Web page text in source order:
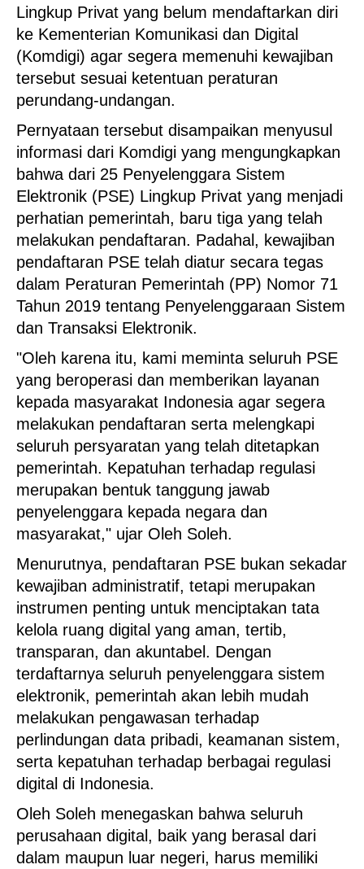
Lingkup Privat yang belum mendaftarkan diri
ke Kementerian Komunikasi dan Digital
(Komdigi) agar segera memenuhi kewajiban
tersebut sesuai ketentuan peraturan
perundang-undangan.
Pernyataan tersebut disampaikan menyusul
informasi dari Komdigi yang mengungkapkan
bahwa dari 25 Penyelenggara Sistem
Elektronik (PSE) Lingkup Privat yang menjadi
perhatian pemerintah, baru tiga yang telah
melakukan pendaftaran. Padahal, kewajiban
pendaftaran PSE telah diatur secara tegas
dalam Peraturan Pemerintah (PP) Nomor 71
Tahun 2019 tentang Penyelenggaraan Sistem
dan Transaksi Elektronik.
"Oleh karena itu, kami meminta seluruh PSE
yang beroperasi dan memberikan layanan
kepada masyarakat Indonesia agar segera
melakukan pendaftaran serta melengkapi
seluruh persyaratan yang telah ditetapkan
pemerintah. Kepatuhan terhadap regulasi
merupakan bentuk tanggung jawab
penyelenggara kepada negara dan
masyarakat," ujar Oleh Soleh.
Menurutnya, pendaftaran PSE bukan sekadar
kewajiban administratif, tetapi merupakan
instrumen penting untuk menciptakan tata
kelola ruang digital yang aman, tertib,
transparan, dan akuntabel. Dengan
terdaftarnya seluruh penyelenggara sistem
elektronik, pemerintah akan lebih mudah
melakukan pengawasan terhadap
perlindungan data pribadi, keamanan sistem,
serta kepatuhan terhadap berbagai regulasi
digital di Indonesia.
Oleh Soleh menegaskan bahwa seluruh
perusahaan digital, baik yang berasal dari
dalam maupun luar negeri, harus memiliki